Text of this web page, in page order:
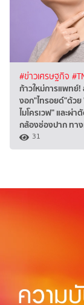
#ข่าวเศรษฐกิจ
ก้าวใหม่การแพทย์!
งอก"ไทรอยด์"ด้ว
ไมโครเวฟ" และผ่า
กล้องช่องปาก ทา
31